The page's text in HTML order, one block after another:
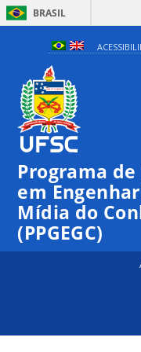
BRASIL
Programa
em
Mídia do
(PPGEGC)